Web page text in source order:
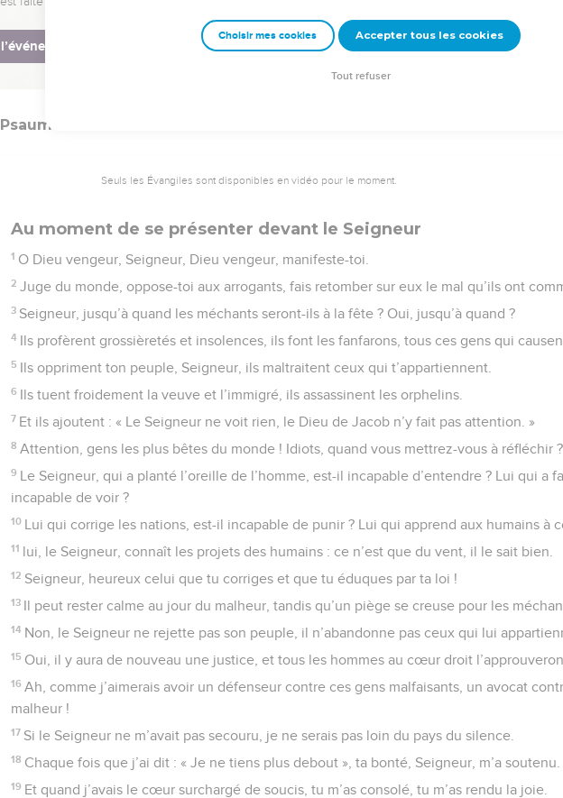
monde durera.
© Société biblique française – Bibli’O, 1997, avec autorisation. Pour vous procurer une Bible imprimée, rendez-
Psaumes
Seuls les Évangiles sont disponibles en vidéo pour le moment.
Au moment de se présenter devant le Seigneur
1 O Dieu vengeur, Seigneur, Dieu vengeur, manifeste-toi.
2 Juge du monde, oppose-toi aux arrogants, fais retomber sur eux le mal qu’ils ont
3 Seigneur, jusqu’à quand les méchants seront-ils à la fête ? Oui, jusqu’à quand ?
4 Ils profèrent grossièretés et insolences, ils font les fanfarons, tous ces gens qui
5 Ils oppriment ton peuple, Seigneur, ils maltraitent ceux qui t’appartiennent.
6 Ils tuent froidement la veuve et l’immigré, ils assassinent les orphelins.
7 Et ils ajoutent : « Le Seigneur ne voit rien, le Dieu de Jacob n’y fait pas attention. »
8 Attention, gens les plus bêtes du monde ! Idiots, quand vous mettrez-vous à réfléchir ?
9 Le Seigneur, qui a planté l’oreille de l’homme, est-il incapable d’entendre ? Lui qui a
incapable de voir ?
10 Lui qui corrige les nations, est-il incapable de punir ? Lui qui apprend aux humains à
11 lui, le Seigneur, connaît les projets des humains : ce n’est que du vent, il le sait bien.
12 Seigneur, heureux celui que tu corriges et que tu éduques par ta loi !
13 Il peut rester calme au jour du malheur, tandis qu’un piège se creuse pour les
14 Non, le Seigneur ne rejette pas son peuple, il n’abandonne pas ceux qui lui
15 Oui, il y aura de nouveau une justice, et tous les hommes au cœur droit
16 Ah, comme j’aimerais avoir un défenseur contre ces gens malfaisants, un avocat
malheur !
17 Si le Seigneur ne m’avait pas secouru, je ne serais pas loin du pays du silence.
18 Chaque fois que j’ai dit : « Je ne tiens plus debout », ta bonté, Seigneur, m’a soutenu.
19 Et quand j’avais le cœur surchargé de soucis, tu m’as consolé, tu m’as rendu la joie.
Choisir mes cookies Accepter tous les cookies
Tout refuser